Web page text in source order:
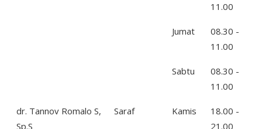
11.00
Jumat
08.30 -
11.00
Sabtu
08.30 -
11.00
dr. Tannov Romalo S,
Sp.S
Saraf Kamis
18.00 -
21.00